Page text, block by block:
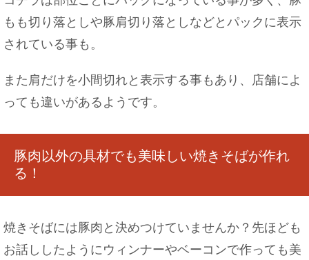
もも切り落としや豚肩切り落としなどとパックに表示
されている事も。
また肩だけを小間切れと表示する事もあり、店舗によ
っても違いがあるようです。
豚肉以外の具材でも美味しい焼きそばが作れ
る！
焼きそばには豚肉と決めつけていませんか？先ほども
お話ししたようにウィンナーやベーコンで作っても美